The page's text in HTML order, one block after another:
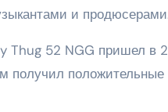
и
52 NGG пришел в